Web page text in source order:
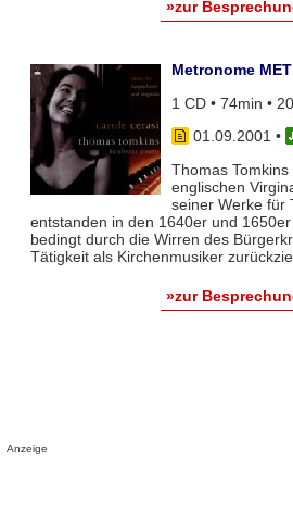
»zur
Metronome
1 CD • 74min •
01.09.2001 •
Thomas Tomkins
englischen
seiner Werke für
entstanden in den 1640er und 1650er
bedingt durch die Wirren des
Tätigkeit als Kirchenmusiker
»zur
Anzeige